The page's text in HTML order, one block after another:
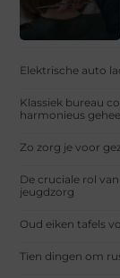
Elektrische auto
Klassiek bureau
harmonieus
Zo zorg je voor
De cruciale rol
jeugdzorg
Oud eiken tafels
Tien dingen om